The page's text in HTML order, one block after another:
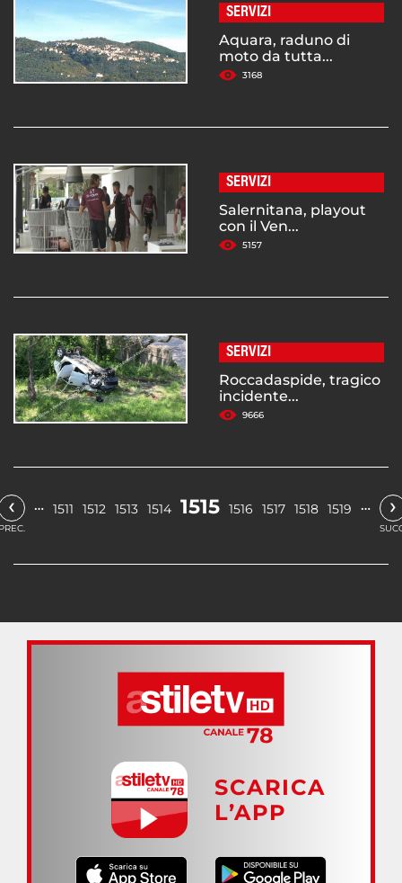
SERVIZI
Aquara, raduno di
moto da tutta...
3168
SERVIZI
Salernitana, playout
con il Ven...
5157
SERVIZI
Roccadaspide, tragico
incidente...
9666
‹ … 1511 1512 1513 1514 1515 1516 1517 1518 1519 … ›
SCARICA
L’APP